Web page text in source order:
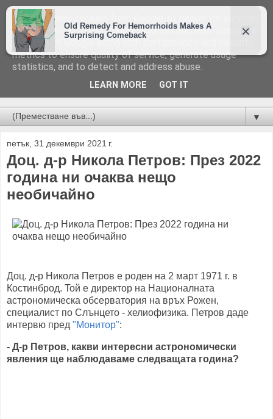
Новини от Бургас, страната и света!
▼
петък, 31 декември 2021 г.
Доц. д-р Никола Петров: През 2022
година ни очаква нещо
необичайно
Доц. д-р Никола Петров е роден на 2 март 1971 г. в
Костинброд. Toй е директор на Националната
астрономическа обсерватория на връх Рожен,
специалист по Слънцето - хелиофизика. Петров даде
интервю пред "Монитор":
- Д-р Петров, какви интересни астрономически
явления ще наблюдаваме следващата година?
This site uses cookies from Google to deliver its services
and to analyze traffic. Your IP address and user-agent are
shared with Google along with performance and security
metrics to ensure quality of service, generate usage
statistics, and to detect and address abuse.
LEARN MORE GOT IT